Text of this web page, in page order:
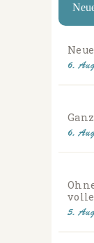
6.
6.
5.